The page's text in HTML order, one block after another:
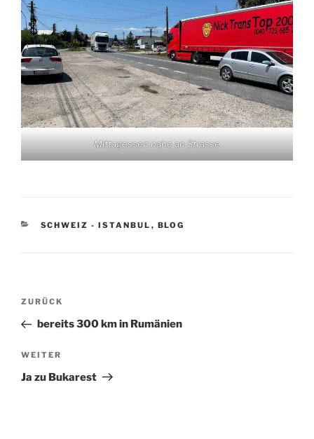
Mittagessen nahe an Strasse
KATEGORIEN
SCHWEIZ - ISTANBUL , BLOG
Beitragsnavigation
Vorheriger
Beitrag
ZURÜCK
bereits 300 km in Rumänien
Nächster
Beitrag
WEITER
Ja zu Bukarest